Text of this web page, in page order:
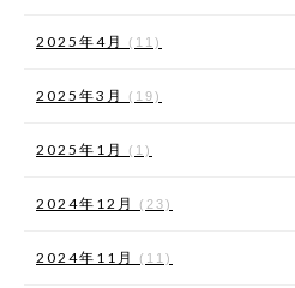
2025年4月 (11)
2025年3月 (19)
2025年1月 (1)
2024年12月 (23)
2024年11月 (11)